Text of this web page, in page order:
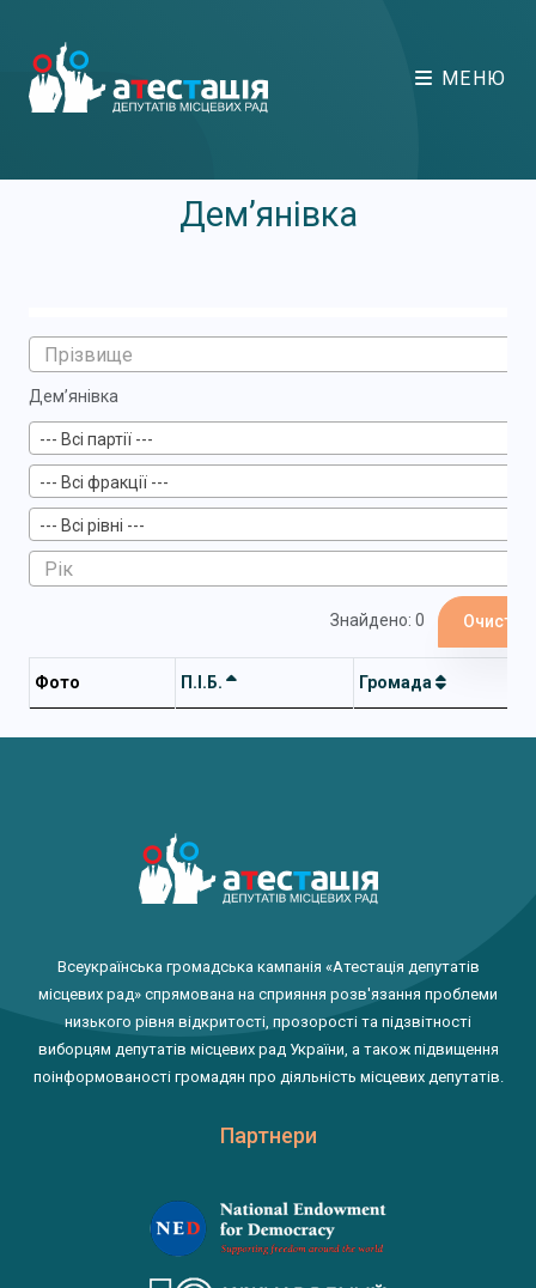
МЕНЮ
Дем’янівка
Дем’янівка
--- Всі партії ---
--- Всі фракції ---
--- Всі рівні ---
Знайдено: 0
Фото П.І.Б. Громада
Всеукраїнська громадська кампанія «Атестація депутатів
місцевих рад» спрямована на сприяння розв'язання проблеми
низького рівня відкритості, прозорості та підзвітності
виборцям депутатів місцевих рад України, а також підвищення
поінформованості громадян про діяльність місцевих депутатів.
Партнери